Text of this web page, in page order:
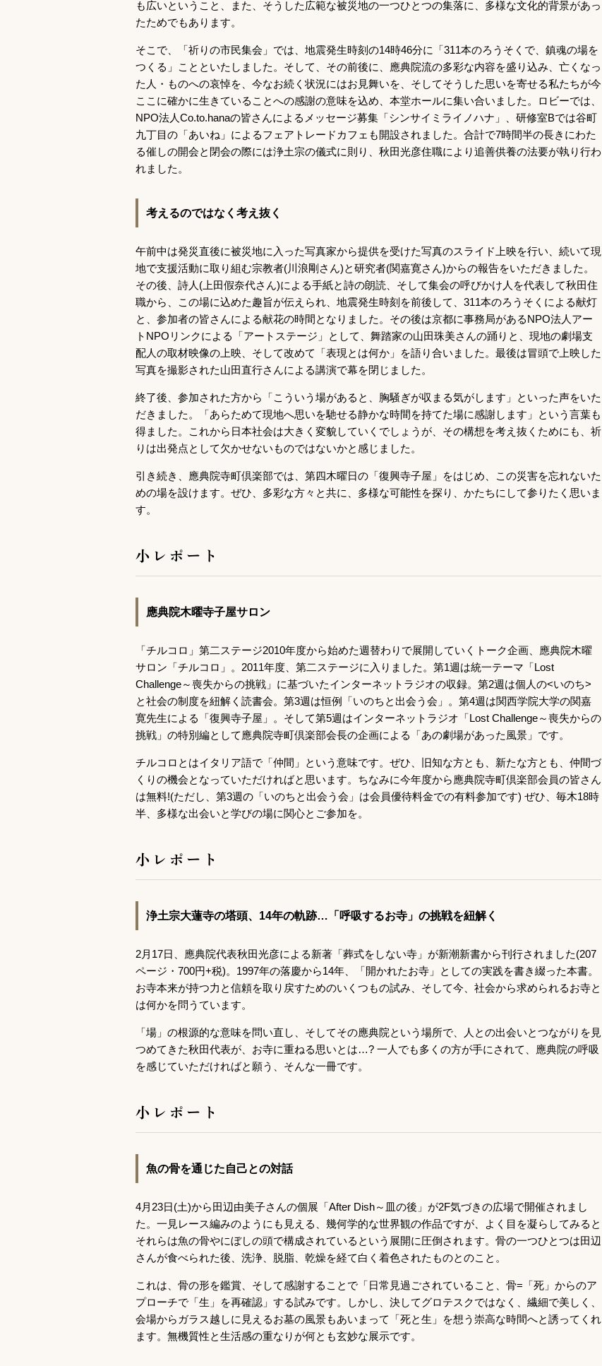
も広いということ、また、そうした広範な被災地の一つひとつの集落に、多様な文化的背景があっ
たためでもあります。
そこで、「祈りの市民集会」では、地震発生時刻の14時46分に「311本のろうそくで、鎮魂の場を
つくる」ことといたしました。そして、その前後に、應典院流の多彩な内容を盛り込み、亡くなっ
た人・ものへの哀悼を、今なお続く状況にはお見舞いを、そしてそうした思いを寄せる私たちが今
ここに確かに生きていることへの感謝の意味を込め、本堂ホールに集い合いました。ロビーでは、
NPO法人Co.to.hanaの皆さんによるメッセージ募集「シンサイミライノハナ」、研修室Bでは谷町
九丁目の「あいね」によるフェアトレードカフェも開設されました。合計で7時間半の長きにわた
る催しの開会と閉会の際には浄土宗の儀式に則り、秋田光彦住職により追善供養の法要が執り行わ
れました。
考えるのではなく考え抜く
午前中は発災直後に被災地に入った写真家から提供を受けた写真のスライド上映を行い、続いて現
地で支援活動に取り組む宗教者(川浪剛さん)と研究者(関嘉寛さん)からの報告をいただきました。
その後、詩人(上田假奈代さん)による手紙と詩の朗読、そして集会の呼びかけ人を代表して秋田住
職から、この場に込めた趣旨が伝えられ、地震発生時刻を前後して、311本のろうそくによる献灯
と、参加者の皆さんによる献花の時間となりました。その後は京都に事務局があるNPO法人アー
トNPOリンクによる「アートステージ」として、舞踏家の山田珠美さんの踊りと、現地の劇場支
配人の取材映像の上映、そして改めて「表現とは何か」を語り合いました。最後は冒頭で上映した
写真を撮影された山田直行さんによる講演で幕を閉じました。
終了後、参加された方から「こういう場があると、胸騒ぎが収まる気がします」といった声をいた
だきました。「あらためて現地へ思いを馳せる静かな時間を持てた場に感謝します」という言葉も
得ました。これから日本社会は大きく変貌していくでしょうが、その構想を考え抜くためにも、祈
りは出発点として欠かせないものではないかと感じました。
引き続き、應典院寺町倶楽部では、第四木曜日の「復興寺子屋」をはじめ、この災害を忘れないた
めの場を設けます。ぜひ、多彩な方々と共に、多様な可能性を探り、かたちにして参りたく思いま
す。
小レポート
應典院木曜寺子屋サロン
「チルコロ」第二ステージ2010年度から始めた週替わりで展開していくトーク企画、應典院木曜
サロン「チルコロ」。2011年度、第二ステージに入りました。第1週は統一テーマ「Lost
Challenge～喪失からの挑戦」に基づいたインターネットラジオの収録。第2週は個人の<いのち>
と社会の制度を紐解く読書会。第3週は恒例「いのちと出会う会」。第4週は関西学院大学の関嘉
寛先生による「復興寺子屋」。そして第5週はインターネットラジオ「Lost Challenge～喪失からの
挑戦」の特別編として應典院寺町倶楽部会長の企画による「あの劇場があった風景」です。
チルコロとはイタリア語で「仲間」という意味です。ぜひ、旧知な方とも、新たな方とも、仲間づ
くりの機会となっていただければと思います。ちなみに今年度から應典院寺町倶楽部会員の皆さん
は無料!(ただし、第3週の「いのちと出会う会」は会員優待料金での有料参加です) ぜひ、毎木18時
半、多様な出会いと学びの場に関心とご参加を。
小レポート
浄土宗大蓮寺の塔頭、14年の軌跡…「呼吸するお寺」の挑戦を紐解く
2月17日、應典院代表秋田光彦による新著「葬式をしない寺」が新潮新書から刊行されました(207
ページ・700円+税)。1997年の落慶から14年、「開かれたお寺」としての実践を書き綴った本書。
お寺本来が持つ力と信頼を取り戻すためのいくつもの試み、そして今、社会から求められるお寺と
は何かを問うています。
「場」の根源的な意味を問い直し、そしてその應典院という場所で、人との出会いとつながりを見
つめてきた秋田代表が、お寺に重ねる思いとは…? 一人でも多くの方が手にされて、應典院の呼吸
を感じていただければと願う、そんな一冊です。
小レポート
魚の骨を通じた自己との対話
4月23日(土)から田辺由美子さんの個展「After Dish～皿の後」が2F気づきの広場で開催されまし
た。一見レース編みのようにも見える、幾何学的な世界観の作品ですが、よく目を凝らしてみると
それらは魚の骨やにぼしの頭で構成されているという展開に圧倒されます。骨の一つひとつは田辺
さんが食べられた後、洗浄、脱脂、乾燥を経て白く着色されたものとのこと。
これは、骨の形を鑑賞、そして感謝することで「日常見過ごされていること、骨=「死」からのア
プローチで「生」を再確認」する試みです。しかし、決してグロテスクではなく、繊細で美しく、
会場からガラス越しに見えるお墓の風景もあいまって「死と生」を想う崇高な時間へと誘ってくれ
ます。無機質性と生活感の重なりが何とも玄妙な展示です。